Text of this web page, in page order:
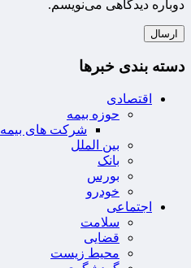
دوباره دیدگاهی می‌نویسم.
دسته بندی خبرها
اقتصادی
حوزه بیمه
شرکت های بیمه
بین الملل
بانک
بورس
خودرو
اجتماعی
سلامت
قضایی
محیط زیست